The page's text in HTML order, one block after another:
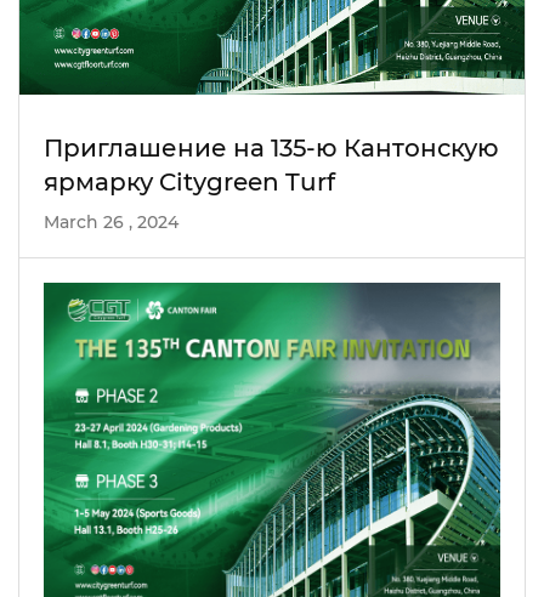
Приглашение на 135-ю Кантонскую
ярмарку Citygreen Turf
March 26 , 2024